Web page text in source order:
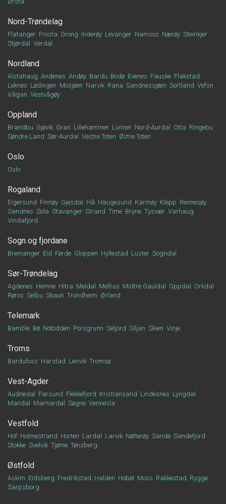
Nord-Trøndelag
Flatanger Frosta Grong Inderøy Levanger Namsos Nærøy Steinkjer
Stjørdal
Verdal
Nordland
Alstahaug Andenes Andøy Bardu Bodø Evenes Fauske Flakstad
Leknes Lødingen Mosjøen Narvik Rana Sandnessjøen Sortland Vefsn
Vågan Vestvågøy
Oppland
Brandbu Gjøvik Gran Lillehammer Lunner Nord-Aurdal Otta Ringebu
Søndre Land Sør-Aurdal Vestre Toten Østre Toten
Oslo
Oslo
Rogaland
Eigersund Finnøy Gjesdal Hå Haugesund Karmøy Klepp Rennesøy
Sandnes Sola Stavanger Strand Time Bryne Tysvær Varhaug
Vindafjord
Sogn og fjordane
Bremanger Eid Førde Gloppen Hyllestad Luster Sogndal
Sør-Trøndelag
Agdenes Hemne Hitra Meldal Melhus Midtre Gauldal Oppdal
Orkdal
Røros Selbu Skaun Trondheim Ørland
Telemark
Bamble Bø Notodden Porsgrunn Seljord Siljan Skien Vinje
Troms
Bardufoss Harstad Lenvik Tromsø
Vest-Agder
Audnedal Farsund Flekkefjord Kristiansand Lindesnes Lyngdal
Mandal
Marnardal Søgne Vennesla
Vestfold
Hof Holmestrand Horten Lardal Larvik Nøtterøy Sande Sandefjord
Stokke Svelvik Tjøme Tønsberg
Østfold
Askim Eidsberg Fredrikstad Halden Hobøl Moss Rakkestad Rygge
Sarpsborg